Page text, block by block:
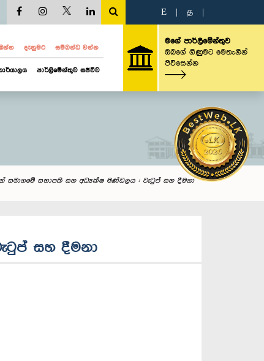
E த
දැනුමට සම්බන්ධ වන්න
පාර්ලිමේන්තුව සජීවීව
මගේ පාර්ලිමේන්තුව
ඔබගේ ගිණුමට මෙතැනින්
පිවිසෙන්න
සමාගමේ සභාපති සහ අධ්‍යක්ෂ මණ්ඩලය : වැටුප් සහ දීමනා
සහ දීමනා